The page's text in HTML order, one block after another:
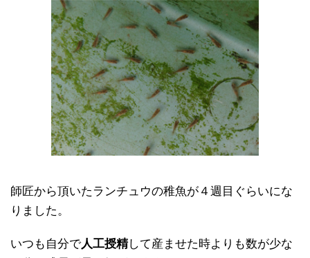
師匠から頂いたランチュウの稚魚が４週目ぐらいにな
りました。
いつも自分で人工授精して産ませた時よりも数が少な